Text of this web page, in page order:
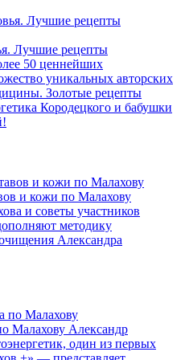
Лучшие рецепты
50 ценнейших
уникальных авторских
Золотые рецепты
Кородецкого и бабушки
и кожи по Малахову
и советы участников
методику
Александра
Малахову Александр
один из первых